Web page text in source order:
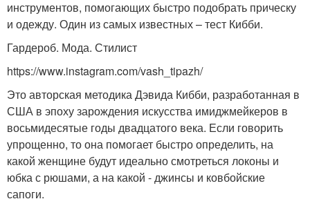
инструментов, помогающих быстро подобрать прическу
и одежду. Один из самых известных – тест Кибби.
Гардероб. Мода. Стилист
https://www.instagram.com/vash_tipazh/
Это авторская методика Дэвида Кибби, разработанная в
США в эпоху зарождения искусства имиджмейкеров в
восьмидесятые годы двадцатого века. Если говорить
упрощенно, то она помогает быстро определить, на
какой женщине будут идеально смотреться локоны и
юбка с рюшами, а на какой - джинсы и ковбойские
сапоги.